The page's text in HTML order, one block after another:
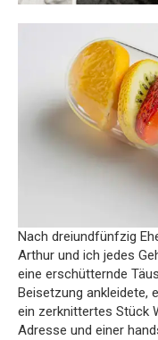
Nach dreiundfünfzig
Arthur und ich jedes
eine erschütternde
Beisetzung ankleidete,
ein zerknittertes Stück
Adresse und einer